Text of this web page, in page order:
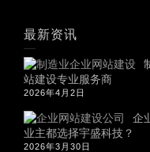
最新资讯
站建设专业服务商
2026年4月2日
企
业主都选择宇盛科技？
2026年3月30日